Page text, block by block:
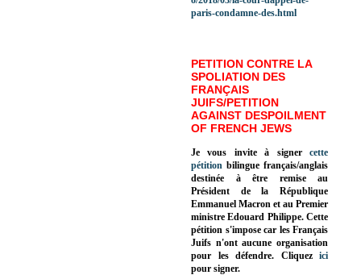
paris-condamne-des.html
PETITION CONTRE LA
SPOLIATION DES
FRANÇAIS
JUIFS/PETITION
AGAINST DESPOILMENT
OF FRENCH JEWS
Je vous invite à signer cette
pétition bilingue français/anglais
destinée à être remise au
Président de la République
Emmanuel Macron et au Premier
ministre Edouard Philippe. Cette
pétition s'impose car les Français
Juifs n'ont aucune organisation
pour les défendre. Cliquez
ici
pour signer.